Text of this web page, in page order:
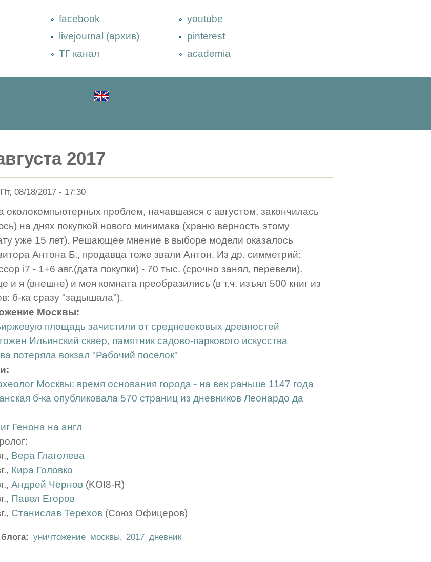
facebook
livejournal (архив)
ТГ канал
youtube
pinterest
academia
2017
08/18/2017 - 17:30
околокомпьютерных проблем, начавшаяся с августом, закончилась
на днях покупкой нового минимака (храню верность этому
уже 15 лет). Решающее мнение в выборе модели оказалось
Антона Б., продавца тоже звали Антон. Из др. симметрий:
i7 - 1+6 авг.(дата покупки) - 70 тыс. (срочно занял, перевели).
и я (внешне) и моя комната преобразились (в т.ч. изъял 500 книг из
б-ка сразу "задышала").
Москвы:
площадь зачистили от средневековых древностей
Ильинский сквер, памятник садово-паркового искусства
потеряла вокзал "Рабочий поселок"
Москвы: время основания города - на век раньше 1147 года
б-ка опубликовала 570 страниц из дневников Леонардо да
Генона на англ
Вера Глаголева
Кира Головко
Андрей Чернов (KOI8-R)
Павел Егоров
Станислав Терехов (Союз Офицеров)
уничтожение_москвы, 2017_дневник